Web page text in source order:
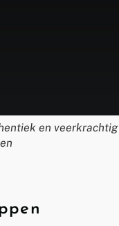
en veerkrachtig